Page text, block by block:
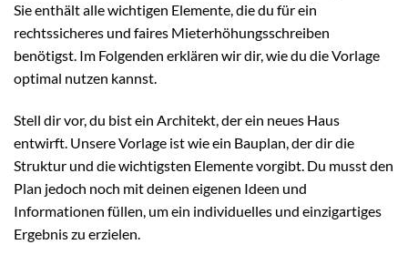
Sie enthält alle wichtigen Elemente, die du für ein
rechtssicheres und faires Mieterhöhungsschreiben
benötigst. Im Folgenden erklären wir dir, wie du die Vorlage
optimal nutzen kannst.
Stell dir vor, du bist ein Architekt, der ein neues Haus
entwirft. Unsere Vorlage ist wie ein Bauplan, der dir die
Struktur und die wichtigsten Elemente vorgibt. Du musst den
Plan jedoch noch mit deinen eigenen Ideen und
Informationen füllen, um ein individuelles und einzigartiges
Ergebnis zu erzielen.